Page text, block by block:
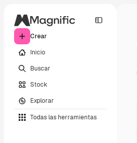
Crear
Inicio
Buscar
Stock
Explorar
Todas las herramientas